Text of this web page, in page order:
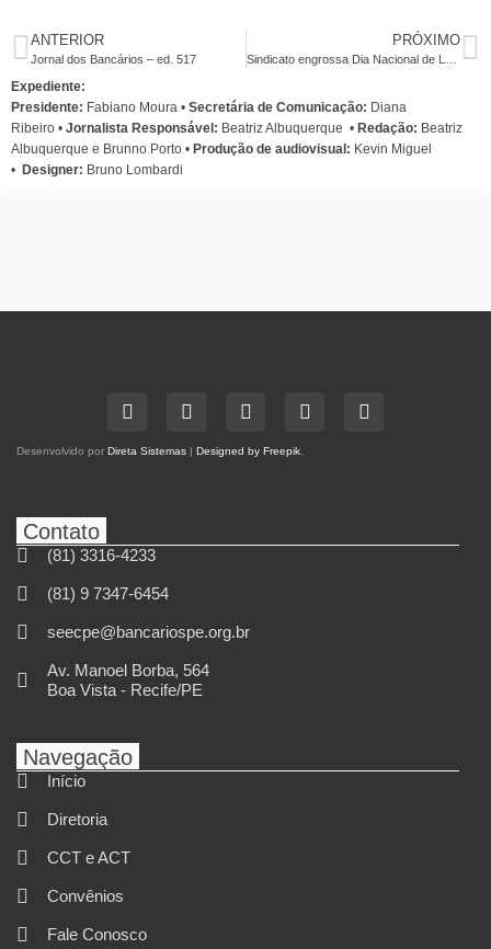
ANTERIOR
Jornal dos Bancários – ed. 517
PRÓXIMO
Expediente:
Presidente: Fabiano Moura • Secretária de Comunicação: Diana
Ribeiro • Jornalista Responsável: Beatriz Albuquerque • Redação: Beatriz
Albuquerque e Brunno Porto • Produção de audiovisual: Kevin Miguel
• Designer: Bruno Lombardi
Desenvolvido por Direta Sistemas | Designed by Freepik
Contato
(81) 3316-4233
(81) 9 7347-6454
seecpe@bancariospe.org.br
Av. Manoel Borba, 564
Boa Vista - Recife/PE
Navegação
Início
Diretoria
CCT e ACT
Convênios
Fale Conosco